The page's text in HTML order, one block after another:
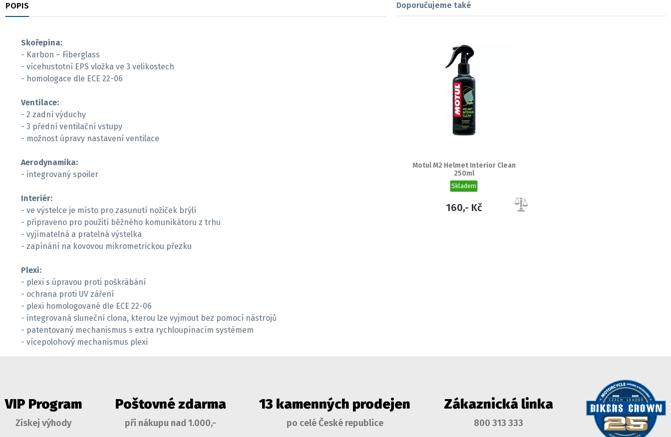
POPIS
Skořepina:
- Karbon – Fiberglass
- vícehustotní EPS vložka ve 3 velikostech
- homologace dle ECE 22-06
Ventilace:
- 2 zadní výduchy
- 3 přední ventilační vstupy
- možnost úpravy nastavení ventilace
Aerodynamika:
- integrovaný spoiler
Interiér:
- ve výstelce je místo pro zasunutí nožiček brýlí
- připraveno pro použití běžného komunikátoru z trhu
- vyjímatelná a pratelná výstelka
- zapínání na kovovou mikrometrickou přezku
Plexi:
- plexi s úpravou proti poškrábání
- ochrana proti UV záření
- plexi homologované dle ECE 22-06
- integrovaná sluneční clona, kterou lze vyjmout bez pomocí nástrojů
- patentovaný mechanismus s extra rychloupínacím systémem
- vícepolohový mechanismus plexi
Doporučujeme také
Motul M2 Helmet Interior Clean
250ml
Skladem
160,- Kč
VIP Program
Získej výhody
Poštovné zdarma
při nákupu nad 1.000,-
13 kamenných prodejen
po celé České republice
Zákaznická linka
800 313 333